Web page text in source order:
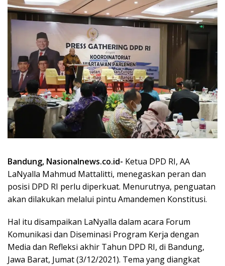
Bandung, Nasionalnews.co.id- Ketua DPD RI, AA
LaNyalla Mahmud Mattalitti, menegaskan peran dan
posisi DPD RI perlu diperkuat. Menurutnya, penguatan
akan dilakukan melalui pintu Amandemen Konstitusi.
Hal itu disampaikan LaNyalla dalam acara Forum
Komunikasi dan Diseminasi Program Kerja dengan
Media dan Refleksi akhir Tahun DPD RI, di Bandung,
Jawa Barat, Jumat (3/12/2021). Tema yang diangkat